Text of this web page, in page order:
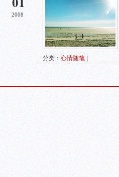
2008
分类： 心情随笔